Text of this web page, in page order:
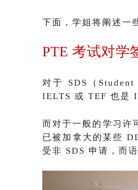
下面，学姐将阐述一
PTE 考试对学
对于 SDS（
IELTS 或 TEF 也是
而对于一般的学习许
已被加拿大的某些
受非 SDS 申请，而